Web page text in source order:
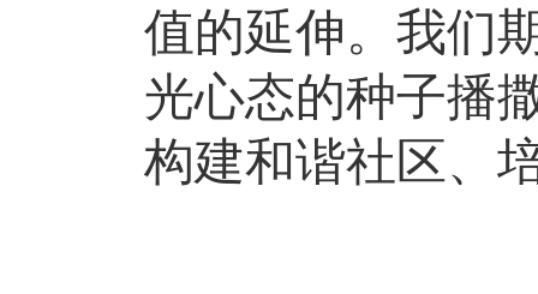
值的延伸。我们
光心态的种子播
构建和谐社区、